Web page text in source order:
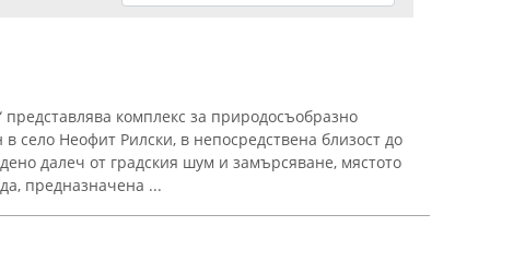
комплекс за природосъобразно
село Неофит Рилски, в непосредствена близост до
далеч от градския шум и замърсяване, мястото
предназначена ...